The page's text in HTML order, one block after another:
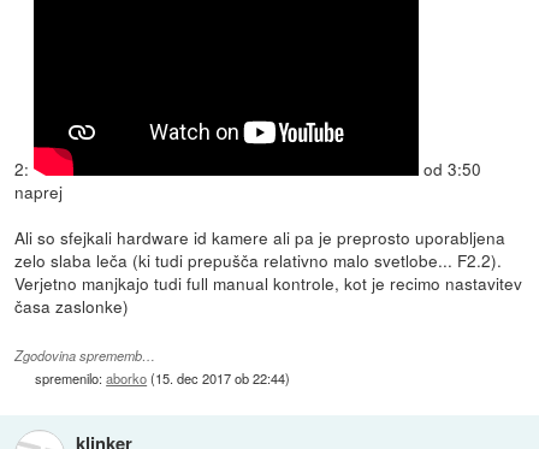
2:
od 3:50
naprej
Ali so sfejkali hardware id kamere ali pa je preprosto uporabljena
zelo slaba leča (ki tudi prepušča relativno malo svetlobe... F2.2).
Verjetno manjkajo tudi full manual kontrole, kot je recimo nastavitev
časa zaslonke)
Zgodovina sprememb…
spremenilo:aborko(15. dec 2017 ob 22:44)
klinker